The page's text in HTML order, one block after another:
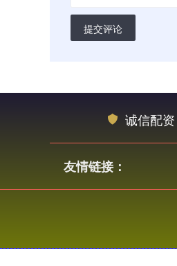
提交评论
诚信配资
友情链接：